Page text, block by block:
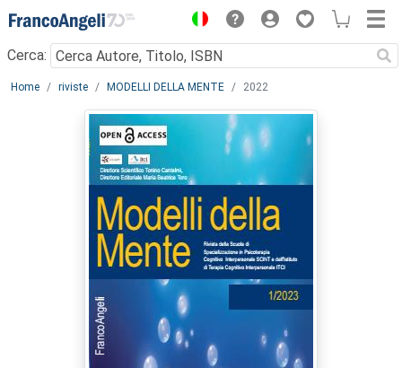
Menu
Cerca:
Main content
Home riviste MODELLI DELLA MENTE 2022